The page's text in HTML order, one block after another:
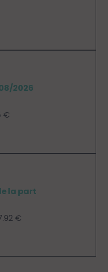
2026
€
la part
€